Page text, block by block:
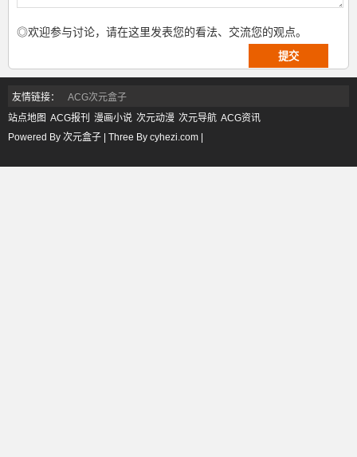
◎欢迎参与讨论，请在这里发表您的看法、交流您的观点。
友情链接：
ACG次元盒子
站点地图 ACG报刊 漫画小说 次元动漫 次元导航 ACG资讯
Powered By 次元盒子 | Three By cyhezi.com |